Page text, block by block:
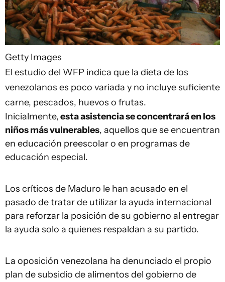
Getty Images
El estudio del WFP indica que la dieta de los
venezolanos es poco variada y no incluye suficiente
carne, pescados, huevos o frutas.
Inicialmente,esta asistencia se concentrará en los
niños más vulnerables, aquellos que se encuentran
en educación preescolar o en programas de
educación especial.
Los críticos de Maduro le han acusado en el
pasado de tratar de utilizar la ayuda internacional
para reforzar la posición de su gobierno al entregar
la ayuda solo a quienes respaldan a su partido.
La oposición venezolana ha denunciado el propio
plan de subsidio de alimentos del gobierno de